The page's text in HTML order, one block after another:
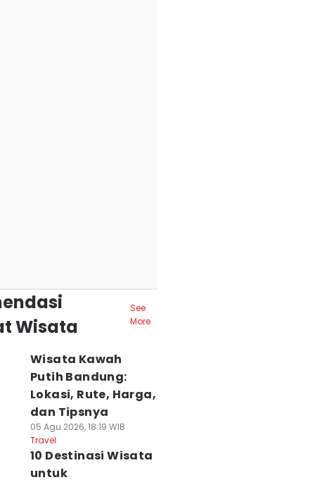
Wisata
See
More
Wisata Kawah
Putih Bandung:
Lokasi, Rute, Harga,
dan Tipsnya
05 Agu 2026, 18:19 WIB
Travel
10 Destinasi Wisata
untuk